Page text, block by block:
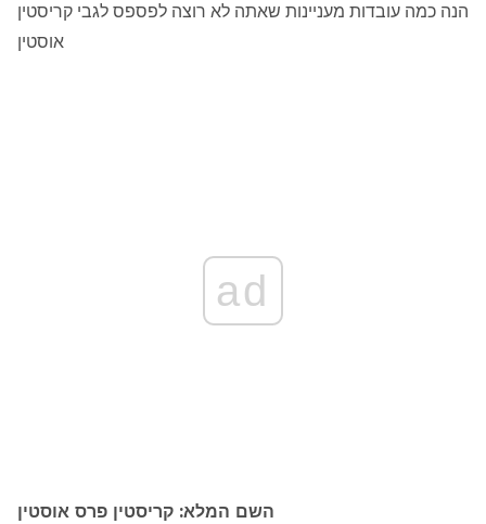
הנה כמה עובדות מעניינות שאתה לא רוצה לפספס לגבי קריסטין
אוסטין
ad
השם המלא: קריסטין פרס אוסטין